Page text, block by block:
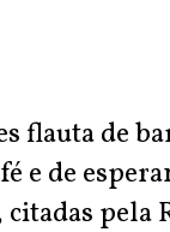
flauta de
e de
pela